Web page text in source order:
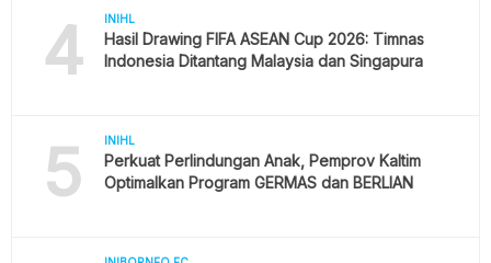
4 INIHL
Hasil Drawing FIFA ASEAN Cup 2026: Timnas
Indonesia Ditantang Malaysia dan Singapura
5 INIHL
Perkuat Perlindungan Anak, Pemprov Kaltim
Optimalkan Program GERMAS dan BERLIAN